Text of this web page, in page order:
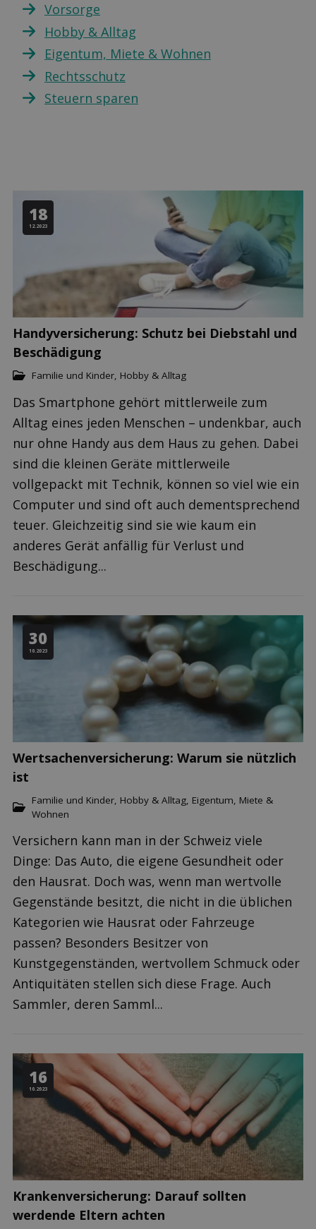
Vorsorge
Hobby & Alltag
Eigentum, Miete & Wohnen
Rechtsschutz
Steuern sparen
18
12.2023
Handyversicherung: Schutz bei Diebstahl und
Beschädigung
Familie und Kinder, Hobby & Alltag
Das Smartphone gehört mittlerweile zum
Alltag eines jeden Menschen – undenkbar, auch
nur ohne Handy aus dem Haus zu gehen. Dabei
sind die kleinen Geräte mittlerweile
vollgepackt mit Technik, können so viel wie ein
Computer und sind oft auch dementsprechend
teuer. Gleichzeitig sind sie wie kaum ein
anderes Gerät anfällig für Verlust und
Beschädigung...
30
10.2023
Wertsachenversicherung: Warum sie nützlich
ist
Familie und Kinder Hobby & Alltag Eigentum, Miete &
Wohnen
Versichern kann man in der Schweiz viele
Dinge: Das Auto, die eigene Gesundheit oder
den Hausrat. Doch was, wenn man wertvolle
Gegenstände besitzt, die nicht in die üblichen
Kategorien wie Hausrat oder Fahrzeuge
passen? Besonders Besitzer von
Kunstgegenständen, wertvollem Schmuck oder
Antiquitäten stellen sich diese Frage. Auch
Sammler, deren Samml...
16
10.2023
Krankenversicherung: Darauf sollten
werdende Eltern achten